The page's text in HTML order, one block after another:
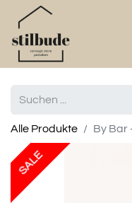
Alle Produkte By Bar
SALE